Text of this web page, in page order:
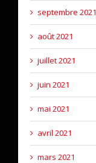
septembre 2021
août 2021
juillet 2021
juin 2021
mai 2021
avril 2021
mars 2021